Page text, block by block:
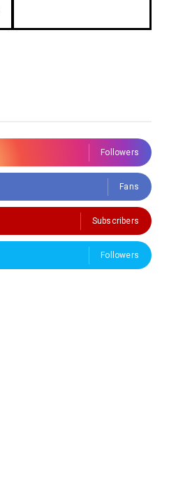
Followers
Fans
Subscribers
Followers